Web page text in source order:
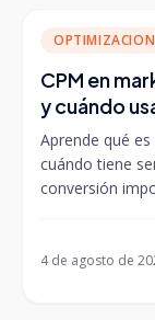
CPM en
y cuándo
Aprende qué
cuándo tiene
conversión
4 de agosto de